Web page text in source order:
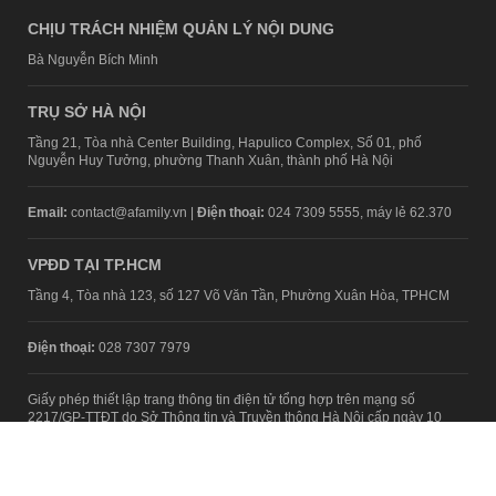
CHỊU TRÁCH NHIỆM QUẢN LÝ NỘI DUNG
TRỤ SỞ HÀ NỘI
Nguyễn Huy Tưởng, phường Thanh Xuân, thành phố Hà Nội
Email:contact@afamily.vn |Điện thoại:024 7309 5555, máy lẻ 62.370